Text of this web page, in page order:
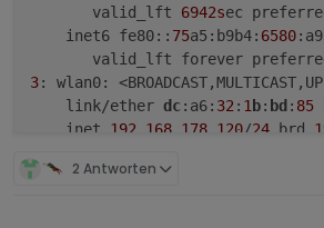
       valid_lft
6942sec
    inet6 fe80::
75a5:b9b4: 6580
3: wlan0:
    link/ether
dc :a6: 32: 1b: bd : 85
    inet
192.168 178.120/24 brd
    inet6
2003 :dc
2 Antworten